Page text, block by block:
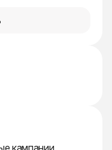
кампании